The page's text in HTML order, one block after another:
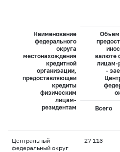
Наименование
федерального
округа
местонахождения
кредитной
организации,
предоставляющей
кредиты
физическим
лицам-
резидентам
Объем
валюте
лицам-
-
Всего
Центральный
федеральный округ
27 113